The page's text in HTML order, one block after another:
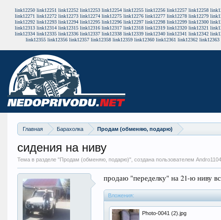
link12250 link12251 link12252 link12253 link12254 link12255 link12256 link12257 link12258
link12271 link12272 link12273 link12274 link12275 link12276 link12277 link12278 link12279
link12292 link12293 link12294 link12295 link12296 link12297 link12298 link12299 link12300
link12313 link12314 link12315 link12316 link12317 link12318 link12319 link12320 link12321
link12334 link12335 link12336 link12337 link12338 link12339 link12340 link12341 link12342
link12355 link12356 link12357 link12358 link12359 link12360 link12361 link12362 link12363
Главная Барахолка Продам (обменяю, подарю)
сидения на ниву
Тема в разделе "Продам (обменяю, подарю)", создана пользователем
продаю "переделку" на 21-ю ниву
Вложения:
Photo-0041 (2).jpg